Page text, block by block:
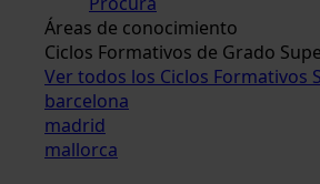
Áreas de conocimiento
Ciclos Formativos de Grado
Ver todos los Ciclos Formativos
barcelona
madrid
mallorca